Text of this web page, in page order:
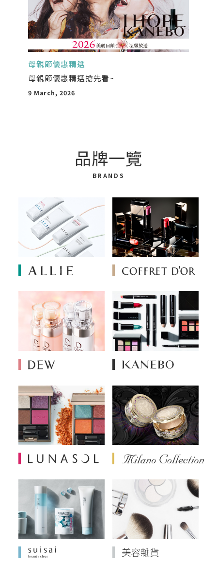
母親節優惠精選
母親節優惠精選搶先看~
9 March, 2026
品牌一覽
BRANDS